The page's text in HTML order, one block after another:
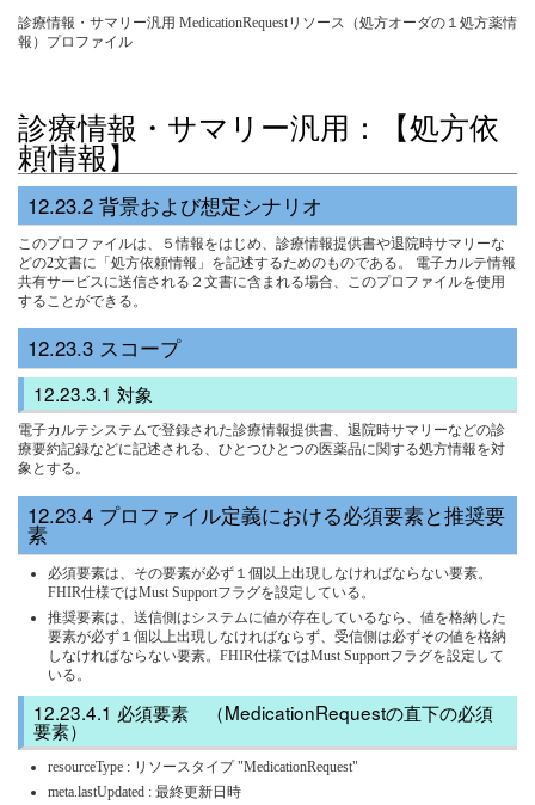
診療情報・サマリー汎用 MedicationRequestリソース（処方オーダの１処方薬情
報）プロファイル
診療情報・サマリー汎用：【処方依
頼情報】
背景および想定シナリオ
このプロファイルは、５情報をはじめ、診療情報提供書や退院時サマリーな
どの2文書に「処方依頼情報」を記述するためのものである。 電子カルテ情報
共有サービスに送信される２文書に含まれる場合、このプロファイルを使用
することができる。
スコープ
対象
電子カルテシステムで登録された診療情報提供書、退院時サマリーなどの診
療要約記録などに記述される、ひとつひとつの医薬品に関する処方情報を対
象とする。
プロファイル定義における必須要素と推奨要
素
必須要素は、その要素が必ず１個以上出現しなければならない要素。
FHIR仕様ではMust Supportフラグを設定している。
推奨要素は、送信側はシステムに値が存在しているなら、値を格納した
要素が必ず１個以上出現しなければならず、受信側は必ずその値を格納
しなければならない要素。FHIR仕様ではMust Supportフラグを設定して
いる。
必須要素 （MedicationRequestの直下の必須
要素）
resourceType : リソースタイプ "MedicationRequest"
meta.lastUpdated : 最終更新日時